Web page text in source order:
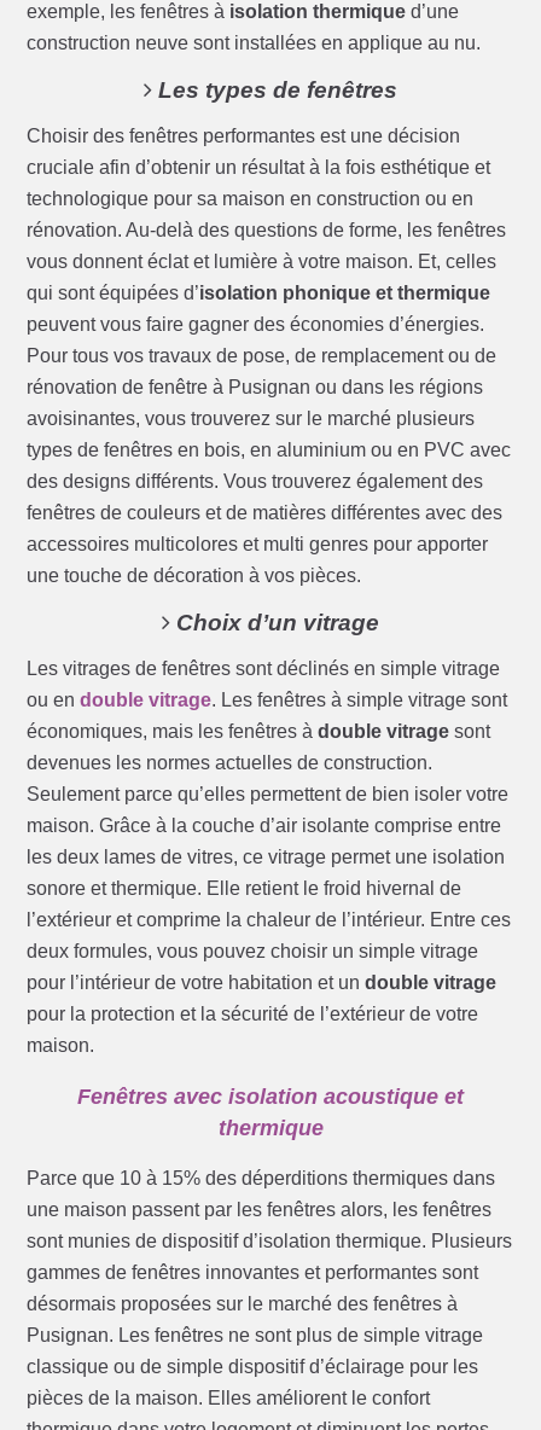
exemple, les fenêtres à isolation thermique d’une
construction neuve sont installées en applique au nu.
Les types de fenêtres
Choisir des fenêtres performantes est une décision
cruciale afin d’obtenir un résultat à la fois esthétique et
technologique pour sa maison en construction ou en
rénovation. Au-delà des questions de forme, les fenêtres
vous donnent éclat et lumière à votre maison. Et, celles
qui sont équipées d’isolation phonique et thermique
peuvent vous faire gagner des économies d’énergies.
Pour tous vos travaux de pose, de remplacement ou de
rénovation de fenêtre à Pusignan ou dans les régions
avoisinantes, vous trouverez sur le marché plusieurs
types de fenêtres en bois, en aluminium ou en PVC avec
des designs différents. Vous trouverez également des
fenêtres de couleurs et de matières différentes avec des
accessoires multicolores et multi genres pour apporter
une touche de décoration à vos pièces.
Choix d’un vitrage
Les vitrages de fenêtres sont déclinés en simple vitrage
ou endouble vitrage. Les fenêtres à simple vitrage sont
économiques, mais les fenêtres àdouble vitrage sont
devenues les normes actuelles de construction.
Seulement parce qu’elles permettent de bien isoler votre
maison. Grâce à la couche d’air isolante comprise entre
les deux lames de vitres, ce vitrage permet une isolation
sonore et thermique. Elle retient le froid hivernal de
l’extérieur et comprime la chaleur de l’intérieur. Entre ces
deux formules, vous pouvez choisir un simple vitrage
pour l’intérieur de votre habitation et undouble vitrage
pour la protection et la sécurité de l’extérieur de votre
maison.
Fenêtres avec isolation acoustique et
thermique
Parce que 10 à 15% des déperditions thermiques dans
une maison passent par les fenêtres alors, les fenêtres
sont munies de dispositif d’isolation thermique. Plusieurs
gammes de fenêtres innovantes et performantes sont
désormais proposées sur le marché des fenêtres à
Pusignan. Les fenêtres ne sont plus de simple vitrage
classique ou de simple dispositif d’éclairage pour les
pièces de la maison. Elles améliorent le confort